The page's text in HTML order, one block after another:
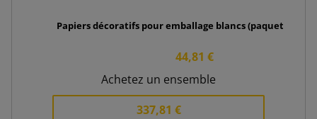
Papiers décoratifs pour emballage blancs (paquet de
44,81 €
Achetez un ensemble
337,81 €